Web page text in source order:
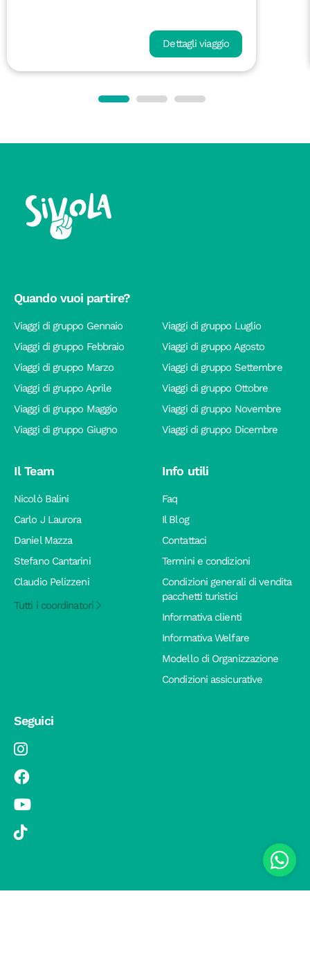
Dettagli viaggio
Quando vuoi partire?
Viaggi di gruppo Gennaio
Viaggi di gruppo Febbraio
Viaggi di gruppo Marzo
Viaggi di gruppo Aprile
Viaggi di gruppo Maggio
Viaggi di gruppo Giugno
Viaggi di gruppo Luglio
Viaggi di gruppo Agosto
Viaggi di gruppo Settembre
Viaggi di gruppo Ottobre
Viaggi di gruppo Novembre
Viaggi di gruppo Dicembre
Il Team
Nicolò Balini
Carlo J Laurora
Daniel Mazza
Stefano Cantarini
Claudio Pelizzeni
Tutti i coordinatori
Info utili
Faq
Il Blog
Contattaci
Termini e condizioni
Condizioni generali di vendita
pacchetti turistici
Informativa clienti
Informativa Welfare
Modello di Organizzazione
Condizioni assicurative
Seguici